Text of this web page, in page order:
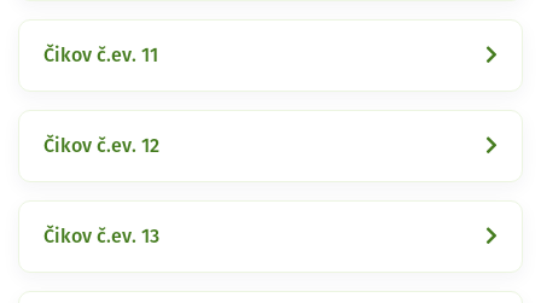
Čikov č.ev. 11
Čikov č.ev. 12
Čikov č.ev. 13